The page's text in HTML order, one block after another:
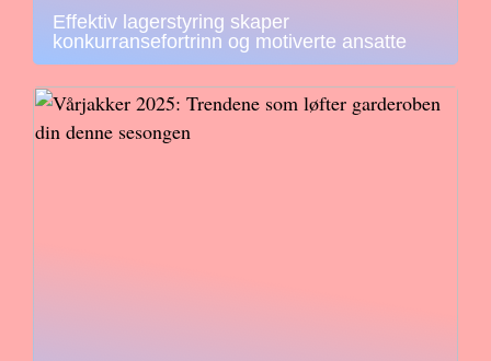
Effektiv lagerstyring skaper
konkurransefortrinn og motiverte ansatte